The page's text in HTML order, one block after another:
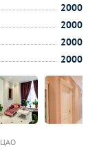
ЦАО
2000
2000
2000
2000